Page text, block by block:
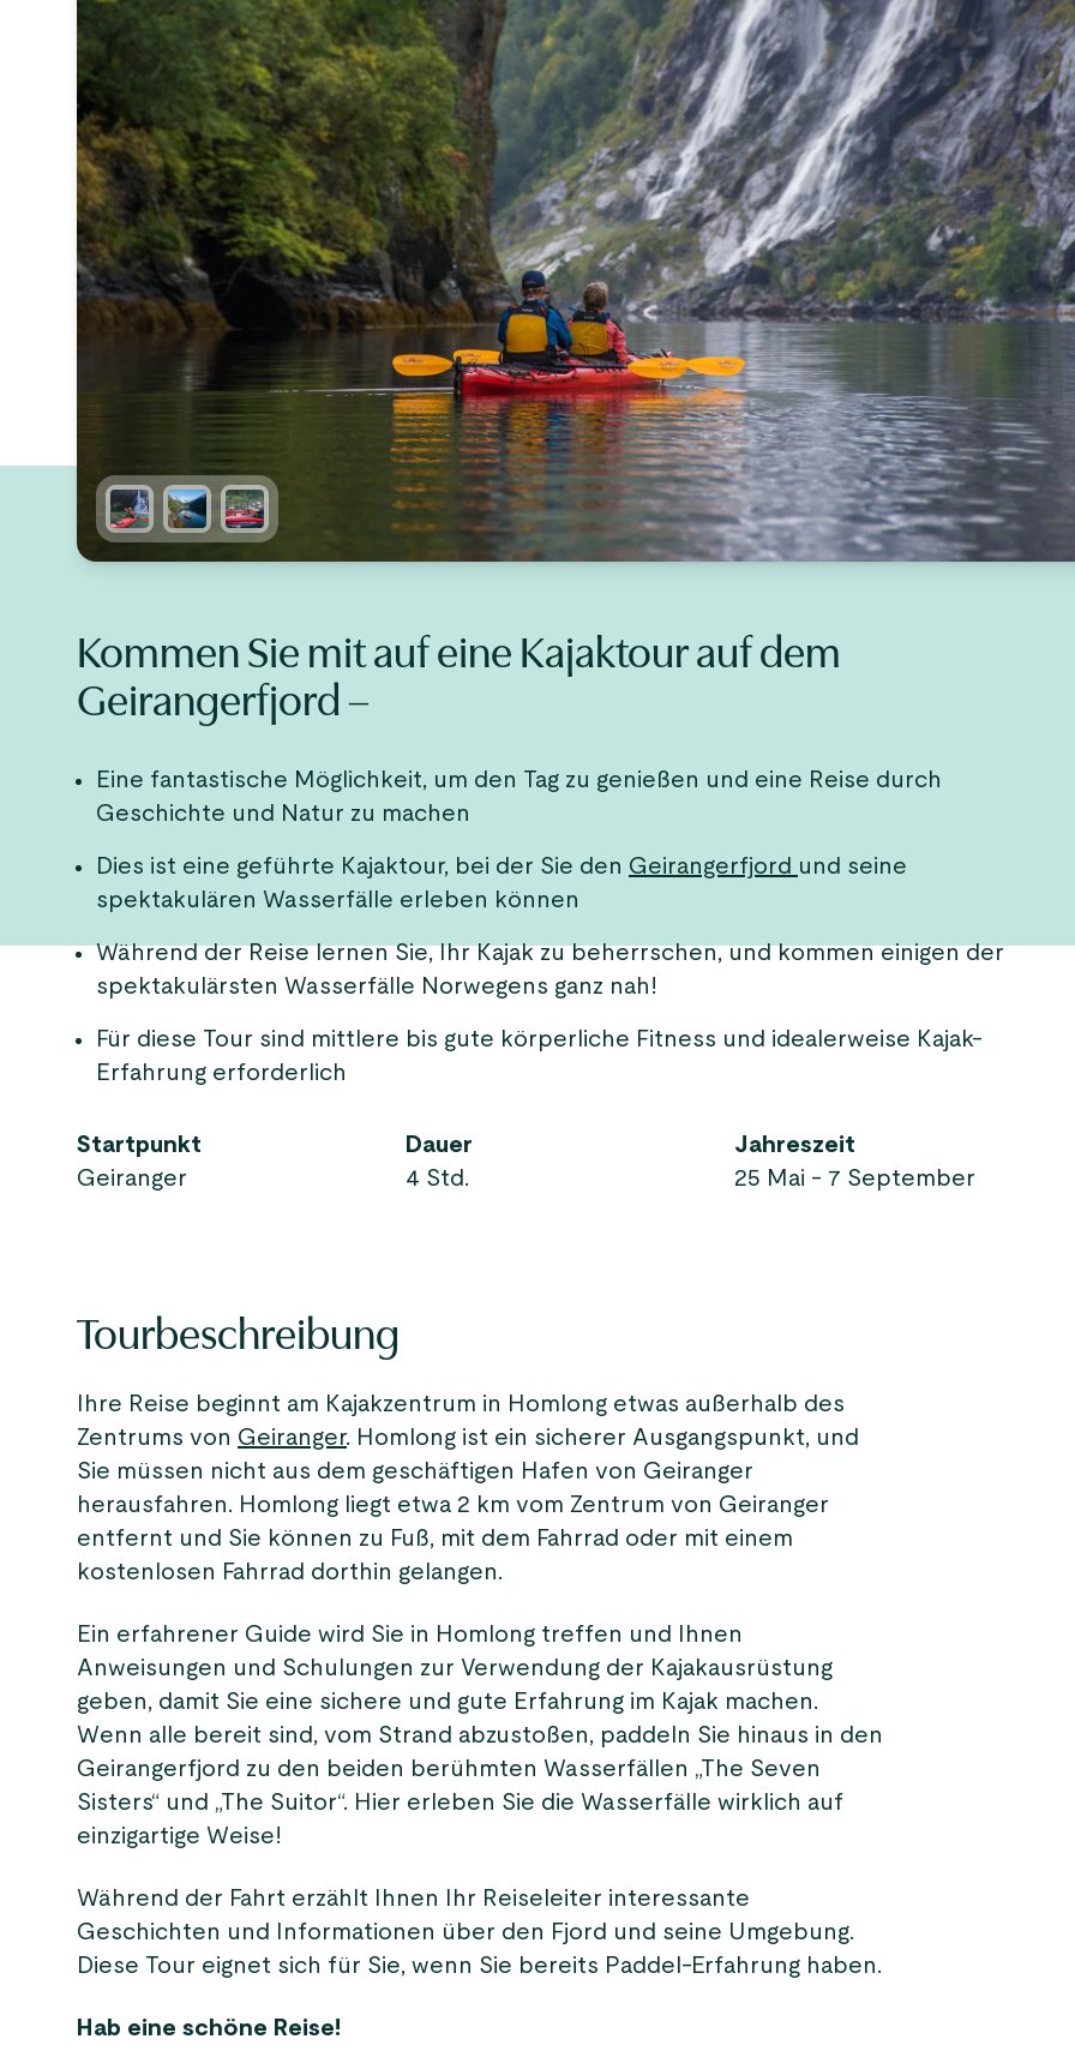
Kommen Sie mit auf eine Kajaktour auf dem
Geirangerfjord –
Eine fantastische Möglichkeit, um den Tag zu genießen und eine Reise durch
Geschichte und Natur zu machen
Dies ist eine geführte Kajaktour, bei der Sie den Geirangerfjord und seine
spektakulären Wasserfälle erleben können
Während der Reise lernen Sie, Ihr Kajak zu beherrschen, und kommen einigen der
spektakulärsten Wasserfälle Norwegens ganz nah!
Für diese Tour sind mittlere bis gute körperliche Fitness und idealerweise Kajak-
Erfahrung erforderlich
Startpunkt
Geiranger
Dauer
4 Std.
Jahreszeit
25 Mai - 7 September
Tourbeschreibung
Ihre Reise beginnt am Kajakzentrum in Homlong etwas außerhalb des
Zentrums von Geiranger. Homlong ist ein sicherer Ausgangspunkt, und
Sie müssen nicht aus dem geschäftigen Hafen von Geiranger
herausfahren. Homlong liegt etwa 2 km vom Zentrum von Geiranger
entfernt und Sie können zu Fuß, mit dem Fahrrad oder mit einem
kostenlosen Fahrrad dorthin gelangen.
Ein erfahrener Guide wird Sie in Homlong treffen und Ihnen
Anweisungen und Schulungen zur Verwendung der Kajakausrüstung
geben, damit Sie eine sichere und gute Erfahrung im Kajak machen.
Wenn alle bereit sind, vom Strand abzustoßen, paddeln Sie hinaus in den
Geirangerfjord zu den beiden berühmten Wasserfällen „The Seven
Sisters“ und „The Suitor“. Hier erleben Sie die Wasserfälle wirklich auf
einzigartige Weise!
Während der Fahrt erzählt Ihnen Ihr Reiseleiter interessante
Geschichten und Informationen über den Fjord und seine Umgebung.
Diese Tour eignet sich für Sie, wenn Sie bereits Paddel-Erfahrung haben.
Hab eine schöne Reise!